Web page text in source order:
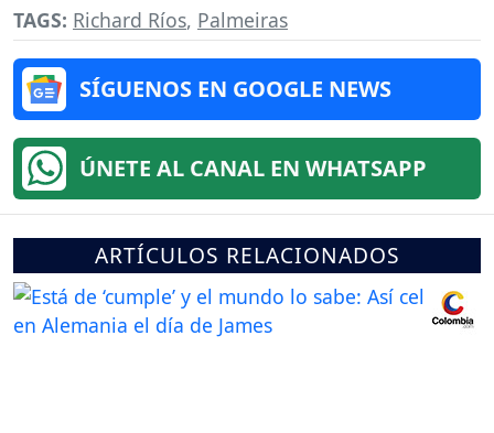
TAGS: Richard Ríos, Palmeiras
SÍGUENOS EN GOOGLE NEWS
ÚNETE AL CANAL EN WHATSAPP
ARTÍCULOS RELACIONADOS